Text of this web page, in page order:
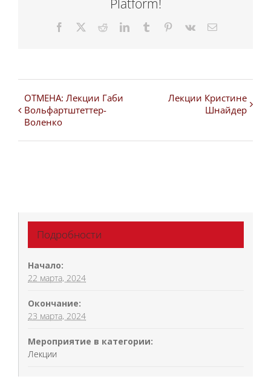
Platform!
Facebook RedditLinkedInTumblr Pinterest
Vk Email
ОТМЕНА: Лекции Габи
Вольфартштеттер-
Воленко
Лекции Кристине
Шнайдер
Подробности
Начало:
22 марта, 2024
Окончание:
23 марта, 2024
Мероприятие в категории:
Лекции